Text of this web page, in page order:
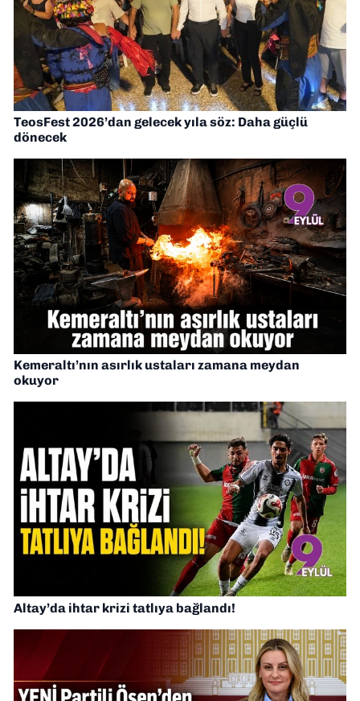
TeosFest 2026’dan gelecek yıla söz: Daha güçlü
dönecek
Kemeraltı’nın asırlık ustaları zamana meydan
okuyor
Altay’da ihtar krizi tatlıya bağlandı!